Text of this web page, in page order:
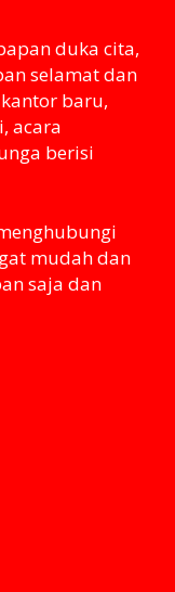
duka cita,
selamat dan
baru,
acara
berisi
mudah dan
saja dan